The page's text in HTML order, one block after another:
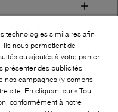
technologies similaires afin
Ils nous permettent de
ou ajoutés à votre panier,
présenter des publicités
nos campagnes (y compris
site. En cliquant sur « Tout
conformément à notre